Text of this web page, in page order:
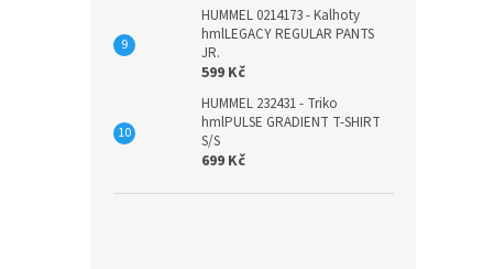
HUMMEL 0214173 - Kalhoty
hmlLEGACY REGULAR PANTS
JR.
599 Kč
HUMMEL 232431 - Triko
hmlPULSE GRADIENT T-SHIRT
S/S
699 Kč